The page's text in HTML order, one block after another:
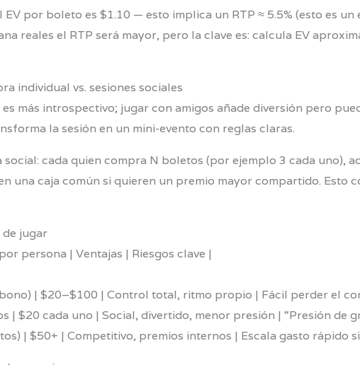
por boleto es $1.10 — esto implica un RTP ≈ 5.5% (esto es
reales el RTP será mayor, pero la clave es: calcula EV
individual vs. sesiones sociales
más introspectivo; jugar con amigos añade diversión pero
la sesión en un mini-evento con reglas claras.
cada quien compra N boletos (por ejemplo 3 cada uno),
una caja común si quieren un premio mayor compartido. Esto
de jugar
persona | Ventajas | Riesgos clave |
| $20–$100 | Control total, ritmo propio | Fácil perder el
| $20 cada uno | Social, divertido, menor presión | “Presión de
| $50+ | Competitivo, premios internos | Escala gasto rápido